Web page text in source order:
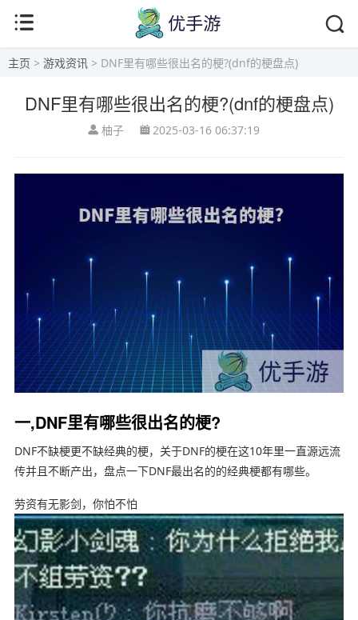
主页 > 游戏资讯 > DNF里有哪些很出名的梗?(dnf的梗盘点)
DNF里有哪些很出名的梗?(dnf的梗盘点)
柚子 2025-03-16 06:37:19
一,DNF里有哪些很出名的梗?
DNF不缺梗更不缺经典的梗，关于DNF的梗在这10年里一直源远流
传并且不断产出，盘点一下DNF最出名的的经典梗都有哪些。
劳资有无影剑，你怕不怕